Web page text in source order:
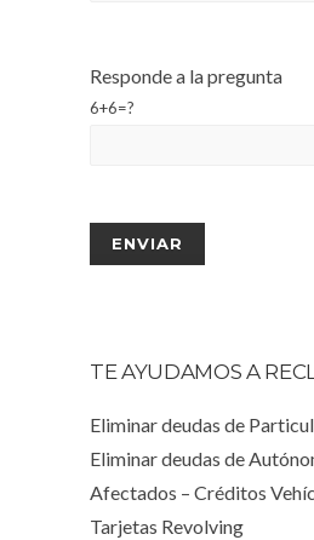
Responde a la pregunta
6+6=?
TE AYUDAMOS A
Eliminar deudas de
Eliminar deudas de
Afectados – Créditos
Tarjetas Revolving